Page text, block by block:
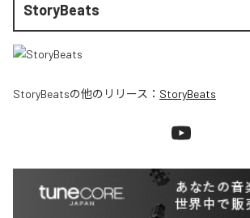
StoryBeats
StoryBeatsの他のリリース： StoryBeats